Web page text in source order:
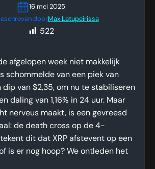
16 mei 2025
doorMax Latupeirissa
522
afgelopen week niet makkelijk
schommelde van een piek van
dip van $2,35, om nu te stabiliseren
daling van 1,16% in 24 uur. Maar
nerveus maakt, is een gevreesd
de death cross op de 4-
dit dat XRP afstevent op een
is er nog hoop? We ontleden het